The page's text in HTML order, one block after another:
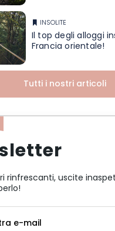
INSOLITE
Il top degli alloggi
Francia orientale!
Tutti i nostri articoli
rinfrescanti, uscite